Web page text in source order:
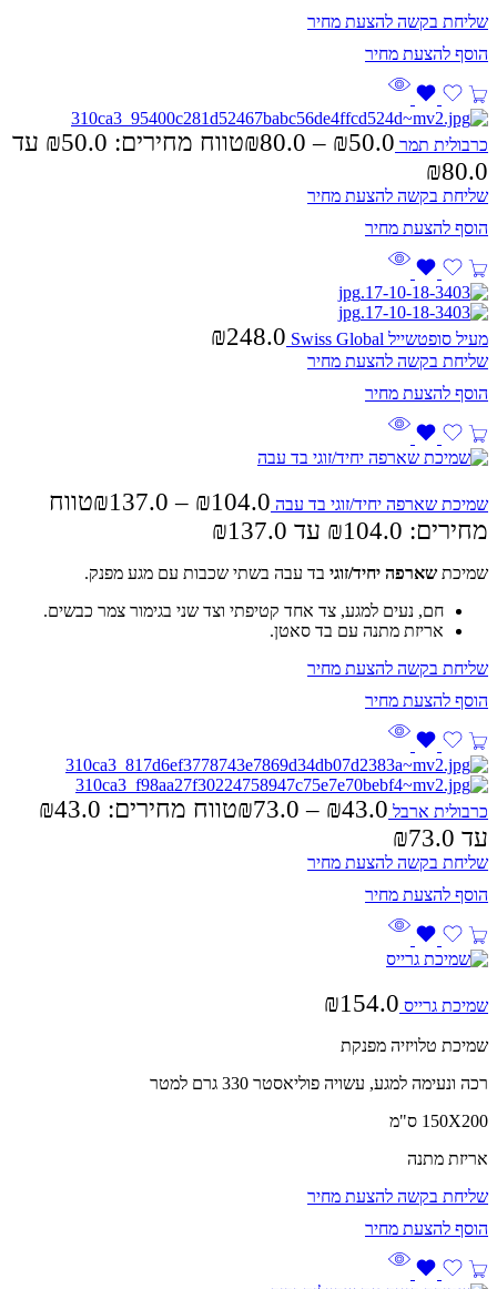
שליחת בקשה להצעת מחיר
כרבולית תמר ₪50.0
–
₪80.0
טווח מחירים: ⁦₪50.0⁩ עד
שליחת בקשה להצעת מחיר
מעיל סופטשייל Swiss Global ₪248.0
שליחת בקשה להצעת מחיר
שמיכת שארפה יחיד/זוגי בד עבה ₪104.0
–
₪137.0
טווח
מחירים: ⁦₪104.0⁩ עד ⁦₪137.0⁩
שמיכת שארפה יחיד/זוגי בד עבה בשתי שכבות עם מגע מפנק.
חם, נעים למגע, צד אחד קטיפתי וצד שני בגימור צמר כבשים.
אריזת מתנה עם בד סאטן.
שליחת בקשה להצעת מחיר
כרבולית ארבל ₪43.0
–
₪73.0
עד ⁦₪73.0⁩
שליחת בקשה להצעת מחיר
שמיכת גרייס ₪154.0
שמיכת טלויזיה מפנקת
רכה ונעימה למגע, עשויה פוליאסטר 330 גרם למטר
150X200 ס"מ
אריזת מתנה
שליחת בקשה להצעת מחיר